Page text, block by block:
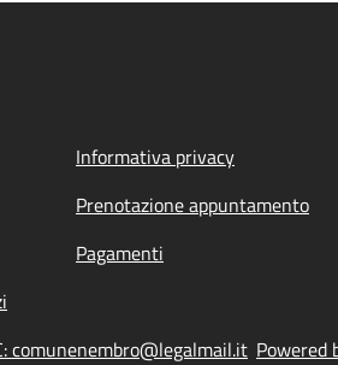
Informativa privacy
Prenotazione appuntamento
Pagamenti
comunenembro@legalmail.it Powered